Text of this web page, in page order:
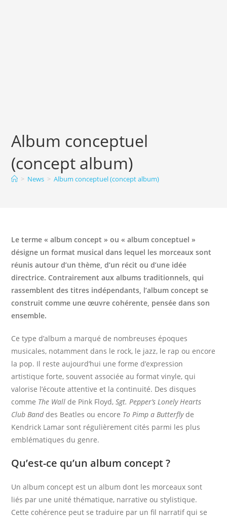
Album conceptuel
(concept album)
> News > Album conceptuel (concept album)
Le terme « album concept » ou « album conceptuel »
désigne un format musical dans lequel les morceaux sont
réunis autour d’un thème, d’un récit ou d’une idée
directrice. Contrairement aux albums traditionnels, qui
rassemblent des titres indépendants, l’album concept se
construit comme une œuvre cohérente, pensée dans son
ensemble.
Ce type d’album a marqué de nombreuses époques
musicales, notamment dans le rock, le jazz, le rap ou encore
la pop. Il reste aujourd’hui une forme d’expression
artistique forte, souvent associée au format vinyle, qui
valorise l’écoute attentive et la continuité. Des disques
comme The Wall de Pink Floyd,Sgt. Pepper’s Lonely Hearts
Club Banddes Beatles ou encore To Pimp a Butterflyde
Kendrick Lamar sont régulièrement cités parmi les plus
emblématiques du genre.
Qu’est-ce qu’un album concept ?
Un album concept est un album dont les morceaux sont
liés par une unité thématique, narrative ou stylistique.
Cette cohérence peut se traduire par un fil narratif qui se